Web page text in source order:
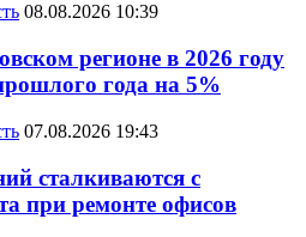
08.08.2026 10:39
регионе в 2026 году
года на 5%
07.08.2026 19:43
сталкиваются с
при ремонте офисов